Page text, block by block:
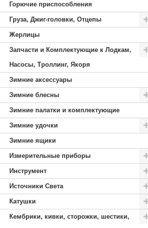
Горючие приспособления
Груза, Джиг-головки, Отцепы
Жерлицы
Запчасти и Комплектующие к Лодкам,
Насосы, Троллинг, Якоря
Зимние аксессуары
Зимние блесны
Зимние палатки и комплектующие
Зимние удочки
Зимние ящики
Измерительные приборы
Инструмент
Источники Света
Катушки
Кембрики, кивки, сторожки, шестики,